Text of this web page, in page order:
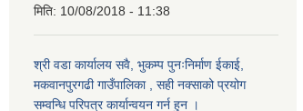
मिति: 10/08/2018 - 11:38
श्री वडा कार्यालय सवै, भुकम्प पुनःनिर्माण ईकाई,
मकवानपुरगढी गाउँपालिका , सही नक्साको प्रयोग
सम्वन्धि परिपत्र कार्यान्वयन गर्न हुन ।